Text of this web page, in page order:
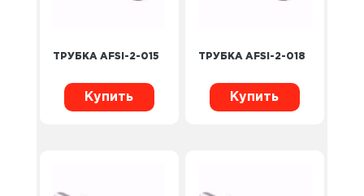
ТРУБКА AFSI-2-015
Купить
ТРУБКА AFSI-2-018
Купить